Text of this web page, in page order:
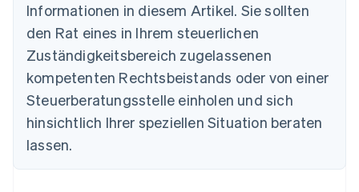
Informationen in diesem Artikel. Sie sollten
den Rat eines in Ihrem steuerlichen
Zuständigkeitsbereich zugelassenen
kompetenten Rechtsbeistands oder von einer
Steuerberatungsstelle einholen und sich
hinsichtlich Ihrer speziellen Situation beraten
lassen.
Bulgarien
English
Dänemark
English
Deutschland
DeutschEnglish
English
Festlandchina